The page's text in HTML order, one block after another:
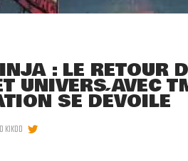
: LE RETOUR
UNIVERS AVEC
SE DÉVOILE
KIKOO